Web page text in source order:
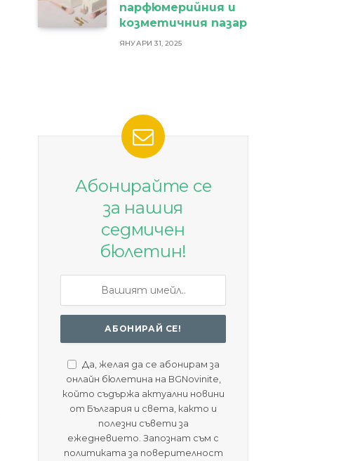
парфюмерийния и
козметичния пазар
ЯНУАРИ 31, 2025
Абонирайте се
за нашия
седмичен
бюлетин!
Да, желая да се абонирам за
онлайн бюлетина на BGNovinite,
който съдържа актуални новини
от България и света, както и
полезни съвети за
ежедневието. Запознат съм с
политиката за поверителност